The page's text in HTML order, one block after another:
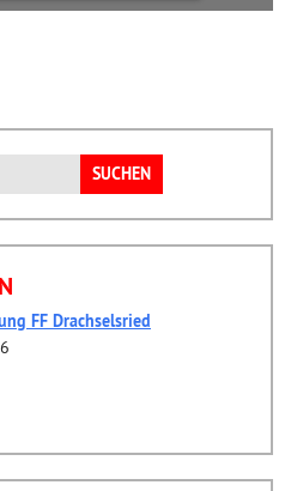
FF Drachselsried